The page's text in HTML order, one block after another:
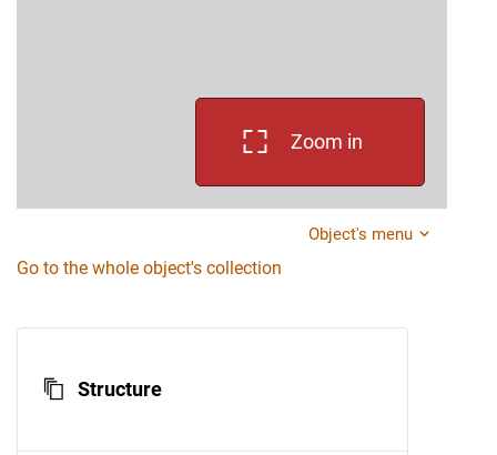
Zoom in
Object's menu
Go to the whole object's collection
Structure